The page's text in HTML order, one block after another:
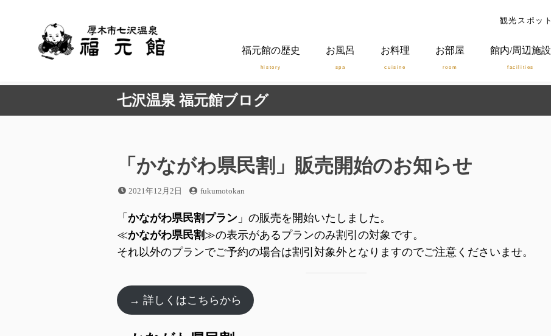
観光スポット
福元館の歴史
history
お風呂
spa
お料理
cuisine
お部屋
room
館内/周辺施設
facilities
へ
キ
七沢温泉 福元館ブログ
「かながわ県民割」販売開始のお知らせ
投
日
2021年12月2日
投
者
fukumotokan
「 かながわ県民割プラン 」の販売を開始いたしました。
≪かながわ県民割≫の表示があるプランのみ割引の対象です。
それ以外のプランでご予約の場合は割引対象外となりますのでご注意くださいませ。
→ 詳しくはこちらから